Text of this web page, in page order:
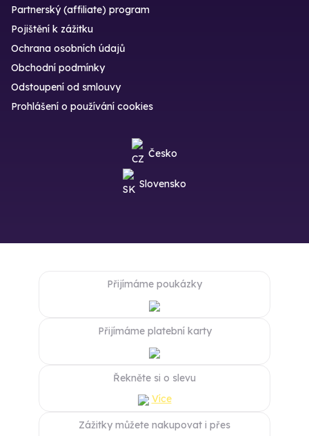
Partnerský (affiliate) program
Pojištění k zážitku
Ochrana osobních údajů
Obchodní podmínky
Odstoupení od smlouvy
Prohlášení o používání cookies
Česko
Slovensko
Přijímáme poukázky
Přijímáme platební karty
Řekněte si o slevu
Více
Zážitky můžete nakupovat i přes